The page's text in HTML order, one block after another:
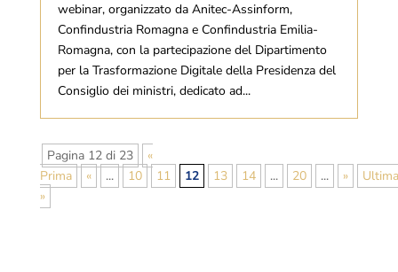
webinar, organizzato da Anitec-Assinform,
Confindustria Romagna e Confindustria Emilia-
Romagna, con la partecipazione del Dipartimento
per la Trasformazione Digitale della Presidenza del
Consiglio dei ministri, dedicato ad...
Pagina 12 di 23
«
Prima
« ... 10 11 12 13 14 ... 20 ... »
Ultima
»